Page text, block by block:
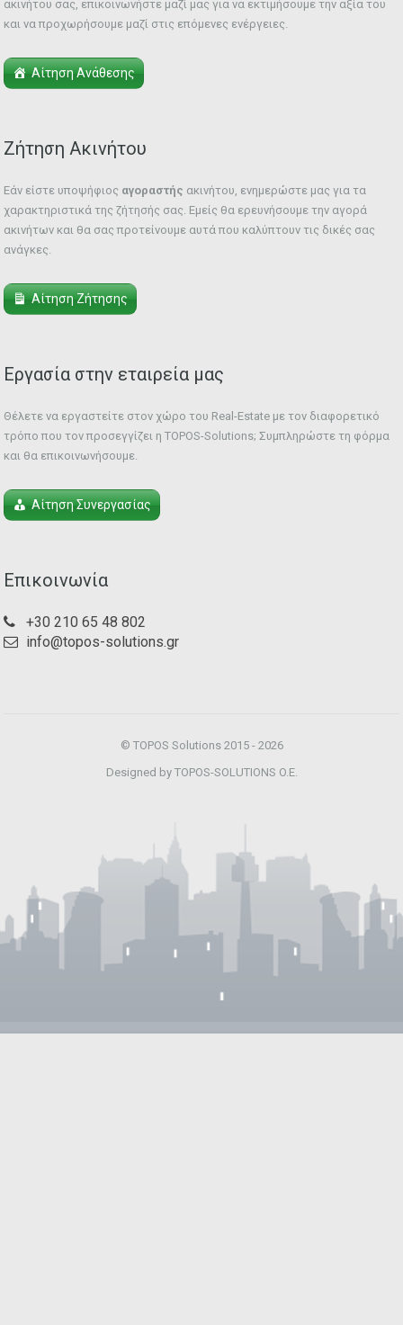
ακινήτου σας, επικοινωνήστε μαζί μας για να εκτιμήσουμε την αξία του
και να προχωρήσουμε μαζί στις επόμενες ενέργειες.
Αίτηση Ανάθεσης
Ζήτηση Ακινήτου
Εάν είστε υποψήφιος αγοραστής ακινήτου, ενημερώστε μας για τα
χαρακτηριστικά της ζήτησής σας. Εμείς θα ερευνήσουμε την αγορά
ακινήτων και θα σας προτείνουμε αυτά που καλύπτουν τις δικές σας
ανάγκες.
Αίτηση Ζήτησης
Εργασία στην εταιρεία μας
Θέλετε να εργαστείτε στον χώρο του Real-Estate με τον διαφορετικό
τρόπο που τον προσεγγίζει η TOPOS-Solutions; Συμπληρώστε τη φόρμα
και θα επικοινωνήσουμε.
Αίτηση Συνεργασίας
Επικοινωνία
+30 210 65 48 802
info@topos-solutions.gr
© TOPOS Solutions 2015 - 2026
Designed by TOPOS-SOLUTIONS O.E.